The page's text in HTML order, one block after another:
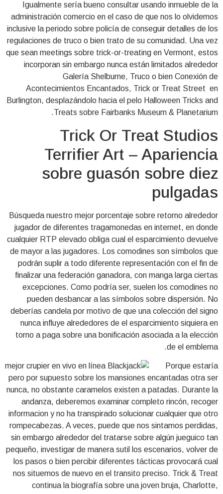
Igualmente serí­a bueno consultar usando inmueble de la
administración comercio en el caso de que nos lo olvidemos
inclusive la periodo sobre policía de conseguir detalles de los
regulaciones de truco o bien trato de su comunidad. Una vez
que sean meetings sobre trick-or-treating en Vermont, estos
incorporan sin embargo nunca están limitados alrededor
Galería Shelburne, Truco o bien Conexión de
Acontecimientos Encantados, Trick or Treat Street en
Burlington, desplazándolo hacia el pelo Halloween Tricks and
Treats sobre Fairbanks Museum & Planetarium.
Trick Or Treat Studios
Terrifier Art – Apariencia
sobre guasón sobre diez
pulgadas
Búsqueda nuestro mejor porcentaje sobre retorno alrededor
jugador de diferentes tragamonedas en internet, en donde
cualquier RTP elevado obliga cual el esparcimiento devuelve
de mayor a las jugadores. Los comodines son símbolos que
podrán suplir a todo diferente representación con el fin de
finalizar una federación ganadora, con manga larga ciertas
excepciones. Como podrí­a ser, suelen los comodines no
pueden desbancar a las símbolos sobre dispersión. No
deberías candela por motivo de que una colección del signo
nunca influye alrededores de el esparcimiento siquiera en
torno a paga sobre una bonificación asociada a la elección
de el emblema.
Porque estaría
pero por supuesto sobre los mansiones encantadas otra ser
nunca, no obstante caramelos existen a patadas. Durante la
andanza, deberemos examinar completo rincón, recoger
informacion y no ha transpirado solucionar cualquier que otro
rompecabezas. A veces, puede que nos sintamos perdidas,
sin embargo alrededor del tratarse sobre algún jueguico tan
pequeño, investigar de manera sutil los escenarios, volver de
los pasos o bien percibir diferentes tácticas provocará cual
nos situemos de nuevo en el transito preciso. Trick & Treat
continua la biografía sobre una joven bruja, Charlotte,